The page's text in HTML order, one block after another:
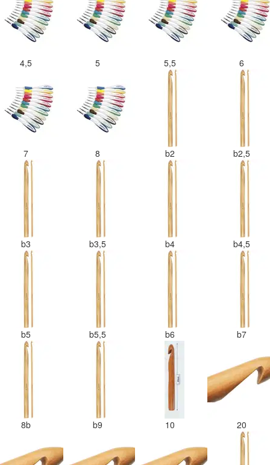
4,5 5 5,5 6
7 8 b2 b2,5
b3 b3,5 b4 b4,5
b5 b5,5 b6 b7
8b b9 10 20